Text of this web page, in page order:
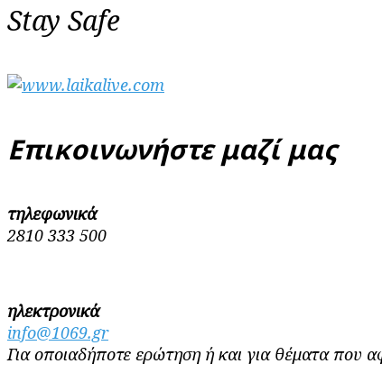
Stay Safe
Επικοινωνήστε μαζί μας
τηλεφωνικά
2810 333 500
ηλεκτρονικά
info@1069.gr
Για οποιαδήποτε ερώτηση ή και για θέματα που